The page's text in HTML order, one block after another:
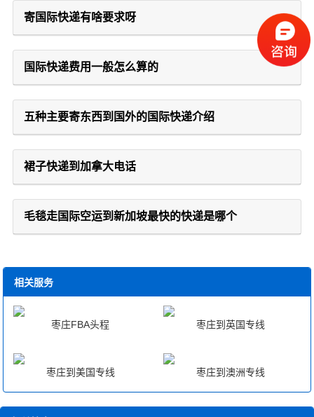
寄国际快递有啥要求呀
国际快递费用一般怎么算的
五种主要寄东西到国外的国际快递介绍
裙子快递到加拿大电话
毛毯走国际空运到新加坡最快的快递是哪个
相关服务
枣庄FBA头程 枣庄到英国专线
枣庄到美国专线 枣庄到澳洲专线